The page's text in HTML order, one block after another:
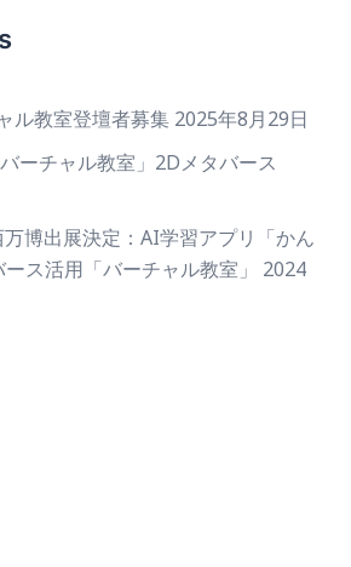
ル教室登壇者募集 2025年8月29日
ーチャル教室」2Dメタバース
博出展決定：AI学習アプリ「かん
ス活用「バーチャル教室」
2024